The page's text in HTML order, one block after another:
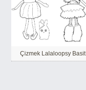
Çizmek Lalaloopsy Basit